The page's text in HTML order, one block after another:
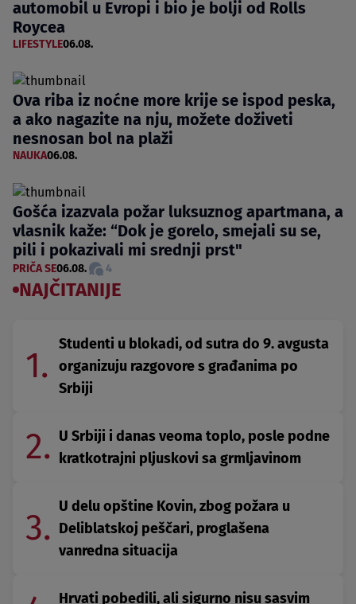
automobil u Evropi i bio je bolji od Rolls
Roycea
LIFESTYLE06.08.
Ova riba iz noćne more krije se ispod peska,
a ako nagazite na nju, možete doživeti
nesnosan bol na plaži
NAUKA06.08.
Gošća izazvala požar luksuznog apartmana, a
vlasnik kaže: “Dok je gorelo, smejali su se,
pili i pokazivali mi srednji prst"
PRIČA SE06.08. 4
NAJČITANIJE
1.
Studenti u blokadi, od sutra do 9. avgusta
organizuju razgovore s građanima po
Srbiji
2. U Srbiji i danas veoma toplo, posle podne
kratkotrajni pljuskovi sa grmljavinom
3.
U delu opštine Kovin, zbog požara u
Deliblatskoj peščari, proglašena
vanredna situacija
Hrvati pobedili, ali sigurno nisu sasvim